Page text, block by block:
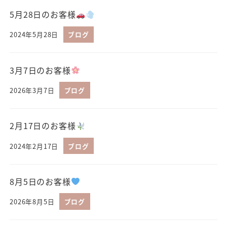
5月28日のお客様
2024年5月28日 ブログ
3月7日のお客様
2026年3月7日 ブログ
2月17日のお客様
2024年2月17日 ブログ
8月5日のお客様
2026年8月5日 ブログ